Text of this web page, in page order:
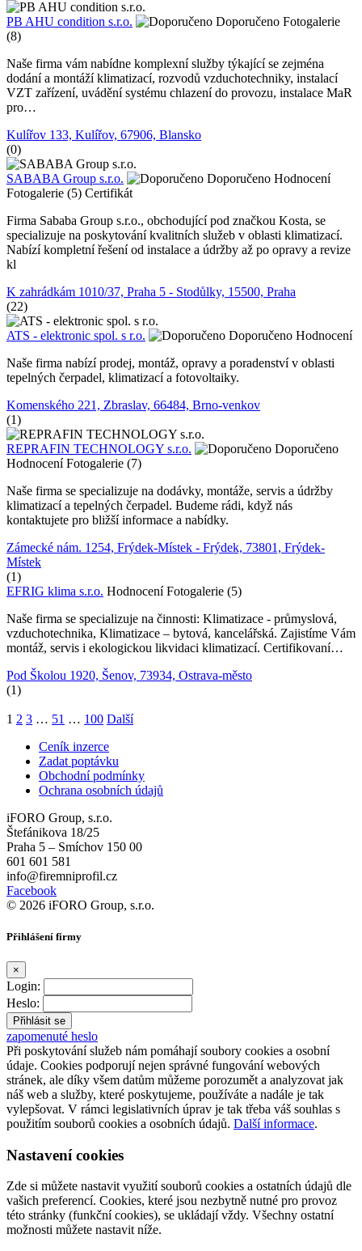
PB AHU condition s.r.o. Doporučeno Fotogalerie
(8)
Naše firma vám nabídne komplexní služby týkající se zejména
dodání a montáží klimatizací, rozvodů vzduchotechniky, instalací
VZT zařízení, uvádění systému chlazení do provozu, instalace MaR
pro…
Kulířov 133, Kulířov, 67906, Blansko
(0)
SABABA Group s.r.o. Doporučeno Hodnocení
Fotogalerie (5) Certifikát
Firma Sababa Group s.r.o., obchodující pod značkou Kosta, se
specializuje na poskytování kvalitních služeb v oblasti klimatizací.
Nabízí kompletní řešení od instalace a údržby až po opravy a revize
kl
K zahrádkám 1010/37, Praha 5 - Stodůlky, 15500, Praha
(22)
ATS - elektronic spol. s r.o. Doporučeno Hodnocení
Naše firma nabízí prodej, montáž, opravy a poradenství v oblasti
tepelných čerpadel, klimatizací a fotovoltaiky.
Komenského 221, Zbraslav, 66484, Brno-venkov
(1)
REPRAFIN TECHNOLOGY s.r.o.
Doporučeno
Hodnocení Fotogalerie (7)
Naše firma se specializuje na dodávky, montáže, servis a údržby
klimatizací a tepelných čerpadel. Budeme rádi, když nás
kontaktujete pro bližší informace a nabídky.
Zámecké nám. 1254, Frýdek-Místek - Frýdek, 73801, Frýdek-
Místek
(1)
EFRIG klima s.r.o. Hodnocení Fotogalerie (5)
Naše firma se specializuje na činnosti: Klimatizace - průmyslová,
vzduchotechnika, Klimatizace – bytová, kancelářská. Zajistíme Vám
montáž, servis i ekologickou likvidaci klimatizací. Certifikovaní…
Pod Školou 1920, Šenov, 73934, Ostrava-město
(1)
1 2 3 … 51 … 100 Další
Ceník inzerce
Zadat poptávku
Obchodní podmínky
Ochrana osobních údajů
iFORO Group, s.r.o.
Štefánikova 18/25
Praha 5 – Smíchov 150 00
601 601 581
info@firemniprofil.cz
Facebook
© 2026 iFORO Group, s.r.o.
Přihlášení firmy
×
Login:
Heslo:
zapomenuté heslo
Při poskytování služeb nám pomáhají soubory cookies a osobní
údaje. Cookies podporují nejen správné fungování webových
stránek, ale díky všem datům můžeme porozumět a analyzovat jak
náš web a služby, které poskytujeme, používáte a nadále je tak
vylepšovat. V rámci legislativních úprav je tak třeba váš souhlas s
použitím souborů cookies a osobních údajů. Další informace.
Nastavení cookies
Zde si můžete nastavit využití souborů cookies a ostatních údajů dle
vašich preferencí. Cookies, které jsou nezbytně nutné pro provoz
této stránky (funkční cookies), se ukládají vždy. Všechny ostatní
možnosti můžete nastavit níže.